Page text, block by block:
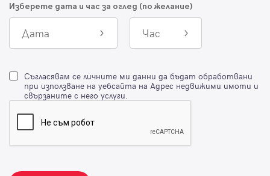
Изберете дата и час за оглед (по желание)
Дата Час
Съгласявам се личните ми данни да бъдат обработвани
при използване на уебсайта на Адрес недвижими имоти и
свързаните с него услуги.